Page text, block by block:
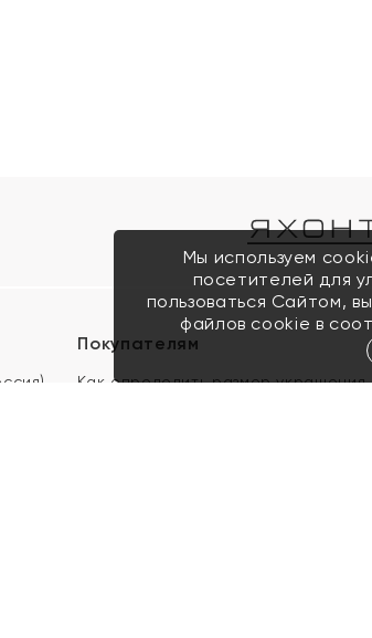
Покупателям
Как определить размер украшения
Мы используем
посетителей для
пользоваться Сайтом,
файлов cookie в